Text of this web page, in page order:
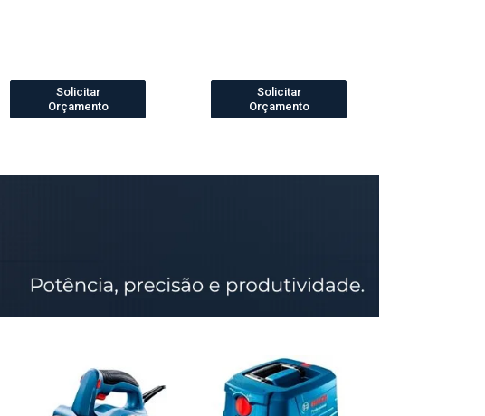
Solicitar
Orçamento
Solicitar
Orçamento